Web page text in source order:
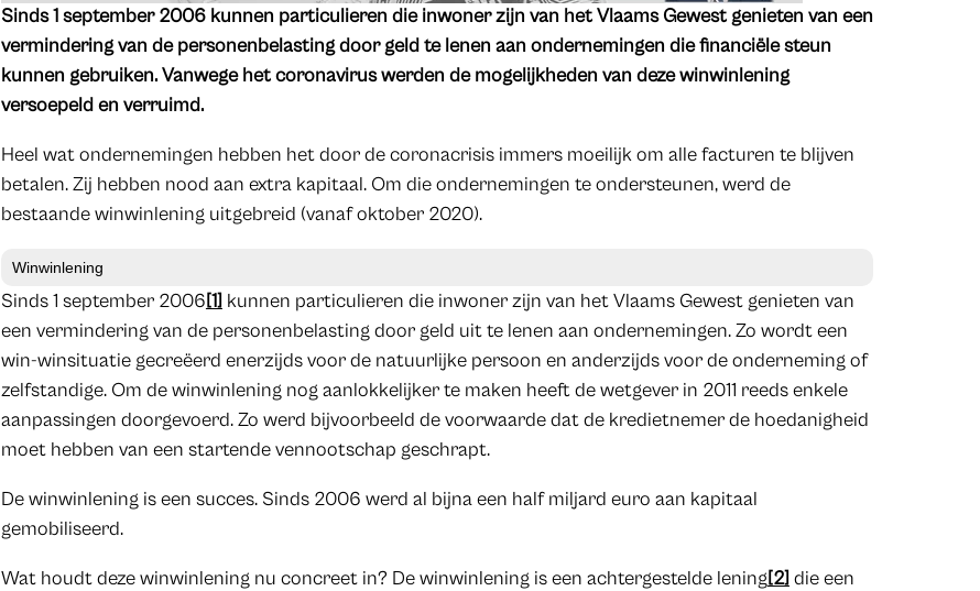
Sinds 1 september 2006 kunnen particulieren die inwoner zijn van het Vlaams Gewest genieten van een
vermindering van de personenbelasting door geld te lenen aan ondernemingen die financiële steun
kunnen gebruiken. Vanwege het coronavirus werden de mogelijkheden van deze winwinlening
versoepeld en verruimd.
Heel wat ondernemingen hebben het door de coronacrisis immers moeilijk om alle facturen te blijven
betalen. Zij hebben nood aan extra kapitaal. Om die ondernemingen te ondersteunen, werd de
bestaande winwinlening uitgebreid (vanaf oktober 2020).
Winwinlening
Sinds 1 september 2006[1] kunnen particulieren die inwoner zijn van het Vlaams Gewest genieten van
een vermindering van de personenbelasting door geld uit te lenen aan ondernemingen. Zo wordt een
win-winsituatie gecreëerd enerzijds voor de natuurlijke persoon en anderzijds voor de onderneming of
zelfstandige. Om de winwinlening nog aanlokkelijker te maken heeft de wetgever in 2011 reeds enkele
aanpassingen doorgevoerd. Zo werd bijvoorbeeld de voorwaarde dat de kredietnemer de hoedanigheid
moet hebben van een startende vennootschap geschrapt.
De winwinlening is een succes. Sinds 2006 werd al bijna een half miljard euro aan kapitaal
gemobiliseerd.
Wat houdt deze winwinlening nu concreet in? De winwinlening is een achtergestelde lening[2] die een